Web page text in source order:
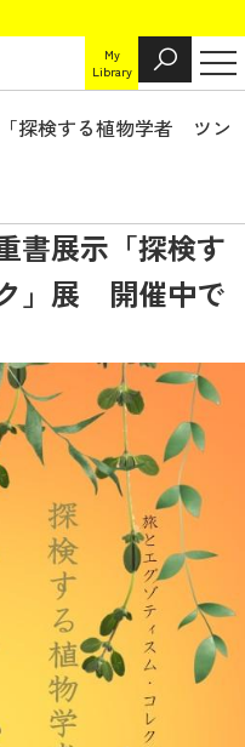
My
Library
「探検する植物学者 ツン
書展示「探検す
」展 開催中で